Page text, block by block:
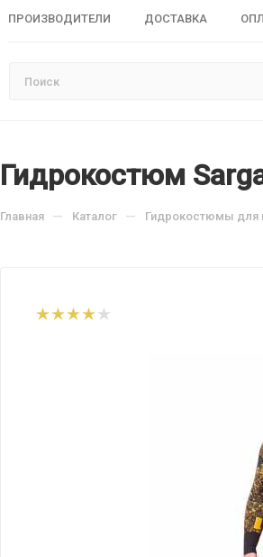
ПРОИЗВОДИТЕЛИ ДОСТАВКА
Гидрокостюм
Главная — Каталог — Гидрокостюмы для